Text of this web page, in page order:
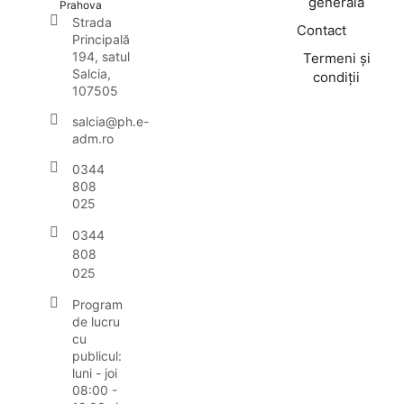
Prahova
Strada
Principală
194, satul
Salcia,
107505
salcia@ph.e-
adm.ro
0344
808
025
0344
808
025
Program
de lucru
cu
publicul:
luni - joi
08:00 -
Contact
Termeni și
condiții